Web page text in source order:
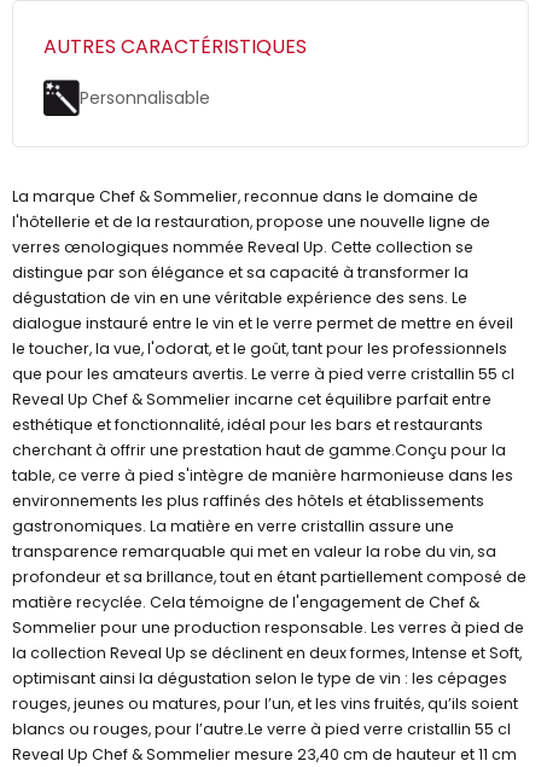
AUTRES CARACTÉRISTIQUES
Personnalisable
La marque Chef & Sommelier, reconnue dans le domaine de
l'hôtellerie et de la restauration, propose une nouvelle ligne de
verres œnologiques nommée Reveal Up. Cette collection se
distingue par son élégance et sa capacité à transformer la
dégustation de vin en une véritable expérience des sens. Le
dialogue instauré entre le vin et le verre permet de mettre en éveil
le toucher, la vue, l'odorat, et le goût, tant pour les professionnels
que pour les amateurs avertis. Le verre à pied verre cristallin 55 cl
Reveal Up Chef & Sommelier incarne cet équilibre parfait entre
esthétique et fonctionnalité, idéal pour les bars et restaurants
cherchant à offrir une prestation haut de gamme.Conçu pour la
table, ce verre à pied s'intègre de manière harmonieuse dans les
environnements les plus raffinés des hôtels et établissements
gastronomiques. La matière en verre cristallin assure une
transparence remarquable qui met en valeur la robe du vin, sa
profondeur et sa brillance, tout en étant partiellement composé de
matière recyclée. Cela témoigne de l'engagement de Chef &
Sommelier pour une production responsable. Les verres à pied de
la collection Reveal Up se déclinent en deux formes, Intense et Soft,
optimisant ainsi la dégustation selon le type de vin : les cépages
rouges, jeunes ou matures, pour l’un, et les vins fruités, qu’ils soient
blancs ou rouges, pour l’autre.Le verre à pied verre cristallin 55 cl
Reveal Up Chef & Sommelier mesure 23,40 cm de hauteur et 11 cm